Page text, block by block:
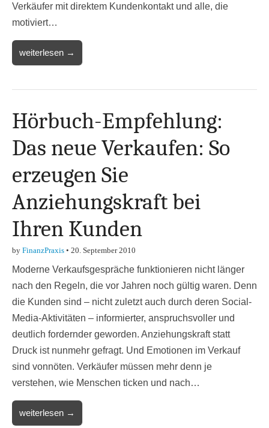
Verkäufer mit direktem Kundenkontakt und alle, die
motiviert…
weiterlesen →
Hörbuch-Empfehlung:
Das neue Verkaufen: So
erzeugen Sie
Anziehungskraft bei
Ihren Kunden
by FinanzPraxis • 20. September 2010
Moderne Verkaufsgespräche funktionieren nicht länger
nach den Regeln, die vor Jahren noch gültig waren. Denn
die Kunden sind – nicht zuletzt auch durch deren Social-
Media-Aktivitäten – informierter, anspruchsvoller und
deutlich fordernder geworden. Anziehungskraft statt
Druck ist nunmehr gefragt. Und Emotionen im Verkauf
sind vonnöten. Verkäufer müssen mehr denn je
verstehen, wie Menschen ticken und nach…
weiterlesen →